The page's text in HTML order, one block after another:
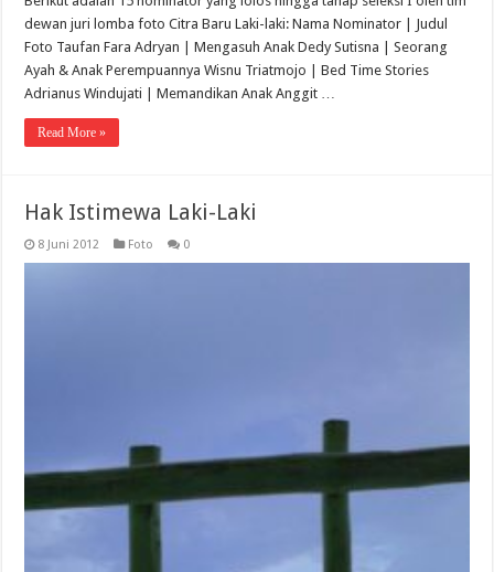
dewan juri lomba foto Citra Baru Laki-laki: Nama Nominator | Judul
Foto Taufan Fara Adryan | Mengasuh Anak Dedy Sutisna | Seorang
Ayah & Anak Perempuannya Wisnu Triatmojo | Bed Time Stories
Adrianus Windujati | Memandikan Anak Anggit …
Read More »
Hak Istimewa Laki-Laki
8 Juni 2012 Foto 0